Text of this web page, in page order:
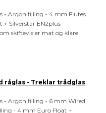
- Argon filling - 4 mm Flutes
Silverstar EN2plus
skiftevis er mat og klare
råglas - Treklar trådglas
- Argon filling - 6 mm Wired
- 4 mm Euro Float +